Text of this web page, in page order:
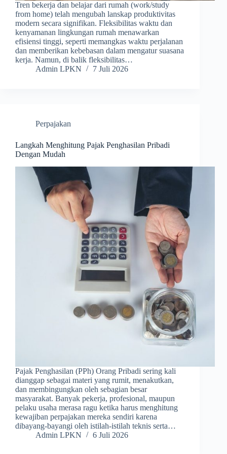
Tren bekerja dan belajar dari rumah (work/study
from home) telah mengubah lanskap produktivitas
modern secara signifikan. Fleksibilitas waktu dan
kenyamanan lingkungan rumah menawarkan
efisiensi tinggi, seperti memangkas waktu perjalanan
dan memberikan kebebasan dalam mengatur suasana
kerja. Namun, di balik fleksibilitas…
Admin LPKN
7 Juli 2026
Perpajakan
Langkah Menghitung Pajak Penghasilan Pribadi
Dengan Mudah
Pajak Penghasilan (PPh) Orang Pribadi sering kali
dianggap sebagai materi yang rumit, menakutkan,
dan membingungkan oleh sebagian besar
masyarakat. Banyak pekerja, profesional, maupun
pelaku usaha merasa ragu ketika harus menghitung
kewajiban perpajakan mereka sendiri karena
dibayang-bayangi oleh istilah-istilah teknis serta…
Admin LPKN
6 Juli 2026